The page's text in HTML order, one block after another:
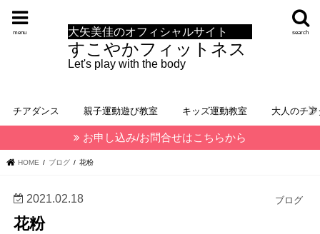
大矢美佳のオフィシャルサイト
すこやかフィットネス
Let's play with the body
search
menu
チアダンス 親子運動遊び教室 キッズ運動教室 大人のチ
お申し込み/お問合せはこちらから
HOME ブログ 花粉
ブログ
2021.02.18
花粉